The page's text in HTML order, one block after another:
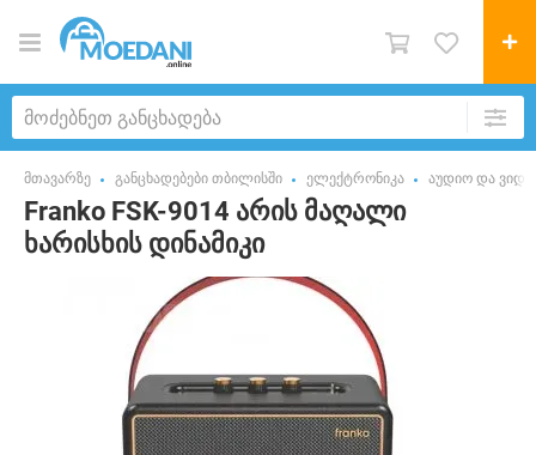
მთავარზე განცხადებები თბილისში ელექტრონიკა აუდიო და
Franko FSK-9014 არის მაღალი
ხარისხის დინამიკი